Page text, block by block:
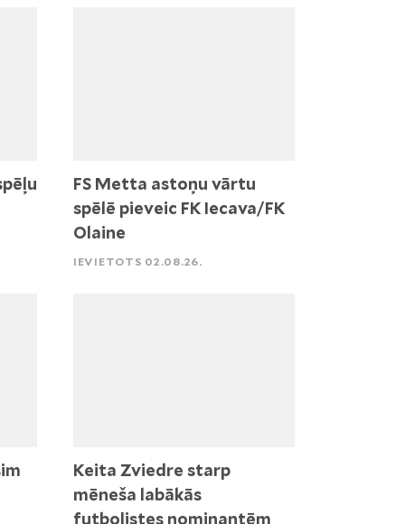
FS Metta astoņu vārtu
spēlē pieveic FK Iecava/FK
Olaine
IEVIETOTS 02.08.26.
Keita Zviedre starp
mēneša labākās
futbolistes nominantēm